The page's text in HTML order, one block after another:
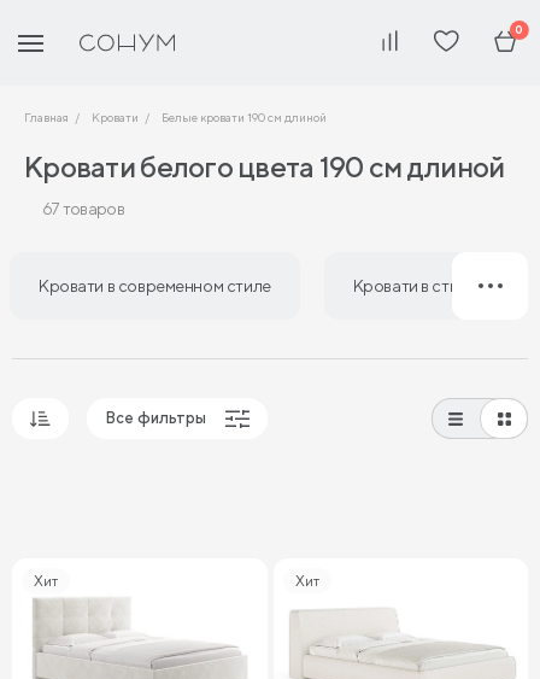
0
Главная Кровати Белые кровати 190 см длиной
Кровати белого цвета 190 см длиной
67 товаров
Кровати в современном стиле Кровати в стиле лофт
Все фильтры
Хит Хит